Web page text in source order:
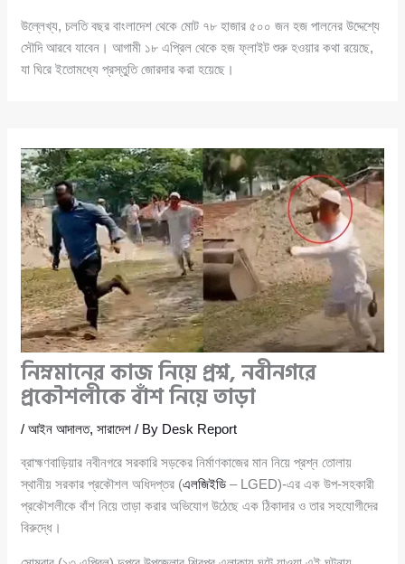
উল্লেখ্য, চলতি বছর বাংলাদেশ থেকে মোট ৭৮ হাজার ৫০০ জন হজ পালনের উদ্দেশ্যে
সৌদি আরবে যাবেন। আগামী ১৮ এপ্রিল থেকে হজ ফ্লাইট শুরু হওয়ার কথা রয়েছে,
যা ঘিরে ইতোমধ্যে প্রস্তুতি জোরদার করা হয়েছে।
নিম্নমানের কাজ নিয়ে প্রশ্ন, নবীনগরে
প্রকৌশলীকে বাঁশ নিয়ে তাড়া
/আইন আদালত,সারাদেশ / By Desk Report
ব্রাহ্মণবাড়িয়ার নবীনগরে সরকারি সড়কের নির্মাণকাজের মান নিয়ে প্রশ্ন তোলায়
স্থানীয় সরকার প্রকৌশল অধিদপ্তর (এলজিইডি – LGED)-এর এক উপ-সহকারী
প্রকৌশলীকে বাঁশ নিয়ে তাড়া করার অভিযোগ উঠেছে এক ঠিকাদার ও তার সহযোগীদের
বিরুদ্ধে।